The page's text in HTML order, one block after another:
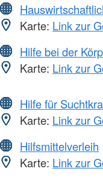
Karte: Link zur
Hilfe bei der
Karte: Link zur
Hilfe für
Karte: Link zur
Hilfsmittelverleih
Karte: Link zur